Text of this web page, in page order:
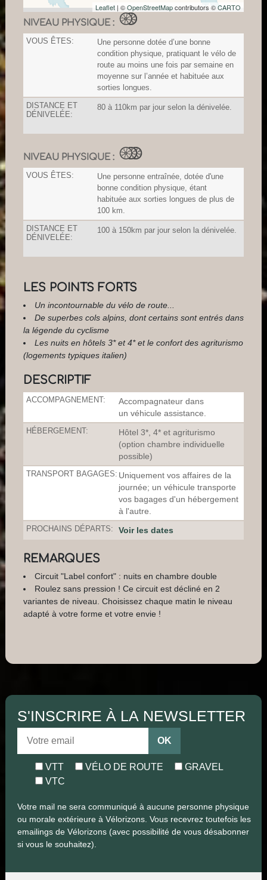
Leaflet | ©OpenStreetMapcontributors ©CARTO
NIVEAU PHYSIQUE :
VOUS ÊTES:
Une personne dotée d’une bonne
condition physique, pratiquant le vélo de
route au moins une fois par semaine en
moyenne sur l’année et habituée aux
sorties longues.
DISTANCE ET
DÉNIVELÉE:
80 à 110km par jour selon la dénivelée.
NIVEAU PHYSIQUE :
VOUS ÊTES:
Une personne entraînée, dotée d'une
bonne condition physique, étant
habituée aux sorties longues de plus de
100 km.
DISTANCE ET
DÉNIVELÉE:
100 à 150km par jour selon la dénivelée.
LES POINTS FORTS
Un incontournable du vélo de route...
De superbes cols alpins, dont certains sont entrés dans
la légende du cyclisme
Les nuits en hôtels 3* et 4* et le confort des agriturismo
(logements typiques italien)
DESCRIPTIF
ACCOMPAGNEMENT:
Accompagnateur dans
un véhicule assistance.
HÉBERGEMENT:
Hôtel 3*, 4* et agriturismo
(option chambre individuelle
possible)
TRANSPORT BAGAGES: Uniquement vos affaires de la
journée; un véhicule transporte
vos bagages d'un hébergement
à l'autre.
PROCHAINS DÉPARTS: Voir les dates
REMARQUES
Circuit "Label confort" : nuits en chambre double
Roulez sans pression ! Ce circuit est décliné en 2
variantes de niveau. Choisissez chaque matin le niveau
adapté à votre forme et votre envie !
S'INSCRIRE À LA NEWSLETTER
OK
VTT VÉLO DE ROUTE
GRAVEL
VTC
Votre mail ne sera communiqué à aucune personne physique
ou morale extérieure à Vélorizons. Vous recevrez toutefois les
emailings de Vélorizons (avec possibilité de vous désabonner
si vous le souhaitez).